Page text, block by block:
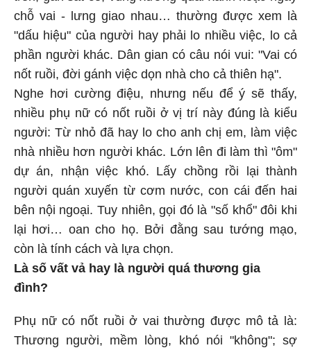
chỗ vai - lưng giao nhau… thường được xem là
"dấu hiệu" của người hay phải lo nhiều việc, lo cả
phần người khác. Dân gian có câu nói vui: "Vai có
nốt ruồi, đời gánh việc dọn nhà cho cả thiên hạ".
Nghe hơi cường điệu, nhưng nếu để ý sẽ thấy,
nhiều phụ nữ có nốt ruồi ở vị trí này đúng là kiểu
người: Từ nhỏ đã hay lo cho anh chị em, làm việc
nhà nhiều hơn người khác. Lớn lên đi làm thì "ôm"
dự án, nhận việc khó. Lấy chồng rồi lại thành
người quán xuyến từ cơm nước, con cái đến hai
bên nội ngoại. Tuy nhiên, gọi đó là "số khổ" đôi khi
lại hơi… oan cho họ. Bởi đằng sau tướng mạo,
còn là tính cách và lựa chọn.
Là số vất vả hay là người quá thương gia
đình?
Phụ nữ có nốt ruồi ở vai thường được mô tả là:
Thương người, mềm lòng, khó nói "không"; sợ